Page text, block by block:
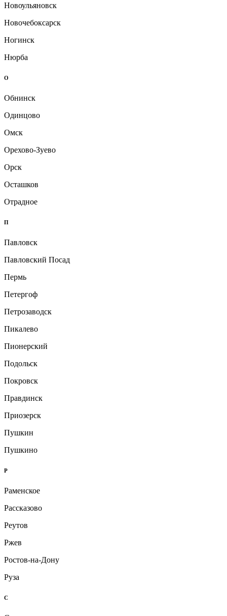
Новоульяновск
Новочебоксарск
Ногинск
Нюрба
О
Обнинск
Одинцово
Омск
Орехово-Зуево
Орск
Осташков
Отрадное
П
Павловск
Павловский Посад
Пермь
Петергоф
Петрозаводск
Пикалево
Пионерский
Подольск
Покровск
Правдинск
Приозерск
Пушкин
Пушкино
Р
Раменское
Рассказово
Реутов
Ржев
Ростов-на-Дону
Руза
С